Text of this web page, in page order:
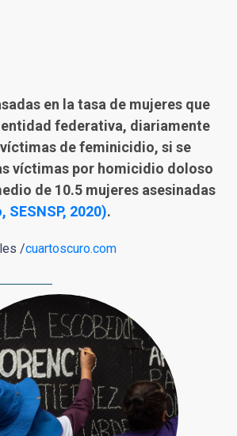
en la tasa de mujeres que
federativa, diariamente
de feminicidio, si se
víctimas por homicidio doloso
de 10.5 mujeres asesinadas
2020).
/cuartoscuro.com